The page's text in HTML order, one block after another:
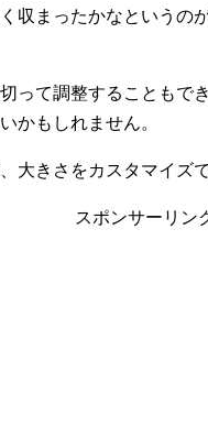
収まったかなというの
って調整することもで
かもしれません。
大きさをカスタマイズ
スポンサーリン